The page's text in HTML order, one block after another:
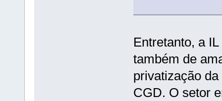
Entretanto, a
também de
privatização
CGD. O setor